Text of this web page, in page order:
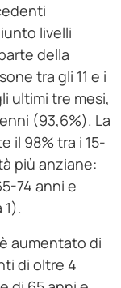
livelli
della
tra gli 11 e i
ultimi tre mesi,
(93,6%). La
il 98% tra i 15-
più anziane:
74 anni e
1).
aumentato di
di oltre 4